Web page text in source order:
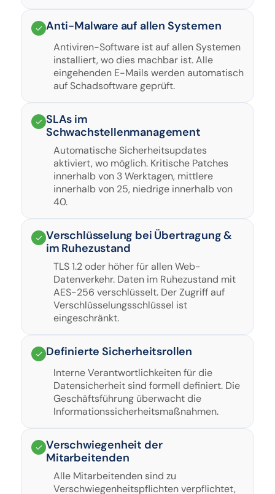
Anti-Malware auf allen Systemen
Antiviren-Software ist auf allen Systemen
installiert, wo dies machbar ist. Alle
eingehenden E-Mails werden automatisch
auf Schadsoftware geprüft.
SLAs im
Schwachstellenmanagement
Automatische Sicherheitsupdates
aktiviert, wo möglich. Kritische Patches
innerhalb von 3 Werktagen, mittlere
innerhalb von 25, niedrige innerhalb von
40.
Verschlüsselung bei Übertragung &
im Ruhezustand
TLS 1.2 oder höher für allen Web-
Datenverkehr. Daten im Ruhezustand mit
AES-256 verschlüsselt. Der Zugriff auf
Verschlüsselungsschlüssel ist
eingeschränkt.
Definierte Sicherheitsrollen
Interne Verantwortlichkeiten für die
Datensicherheit sind formell definiert. Die
Geschäftsführung überwacht die
Informationssicherheitsmaßnahmen.
Verschwiegenheit der
Mitarbeitenden
Alle Mitarbeitenden sind zu
Verschwiegenheitspflichten verpflichtet,